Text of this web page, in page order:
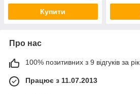
Купити
Про нас
100% позитивних з 9 відгуків за рік
Працює з 11.07.2013